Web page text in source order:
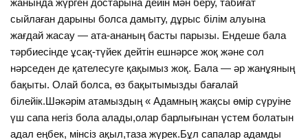
жанында жүрген достарына дейін мән беру, табиғат
сыйлаған дарыны болса дамыту, дұрыс білім алуына
жағдай жасау — ата-ананың басты парызы. Ендеше бала
тәрбиесінде ұсақ-түйек дейтін ешнәрсе жоқ және сол
нәрседен де қателесуге қақымыз жоқ. Бала — әр жанұяның
бақыты. Олай болса, өз бақытымызды бағалай
білейік.Шәкәрім атамыздың « Адамның жақсы өмір сүруіне
үш сапа негіз бола алады,олар барлығынан үстем болатын
адал еңбек, мінсіз ақыл,таза жүрек.Бұл сапалар адамды